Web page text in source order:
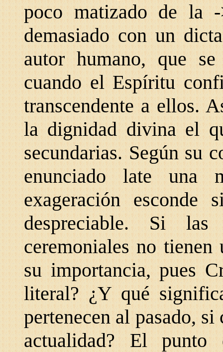
poco matizado de la
demasiado con un
autor humano, que
cuando el Espíritu
transcendente a ellos.
la dignidad divina el
secundarias. Según su
enunciado late una
exageración esconde
despreciable. Si las
ceremoniales no
su importancia, pues
literal? ¿Y qué
pertenecen al pasado,
actualidad? El